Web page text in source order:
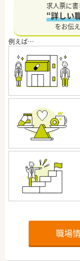
求人票に
“詳しい
をお伝
職場